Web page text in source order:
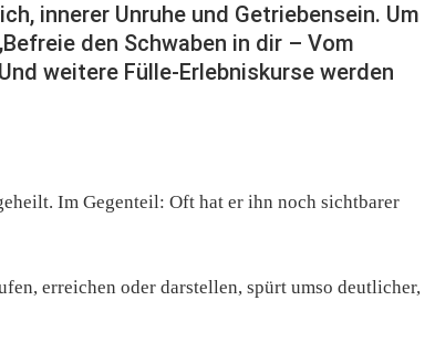
innerer Unruhe und Getriebensein. Um
den Schwaben in dir – Vom
weitere Fülle-Erlebniskurse werden
Im Gegenteil: Oft hat er ihn noch sichtbarer
erreichen oder darstellen, spürt umso deutlicher,